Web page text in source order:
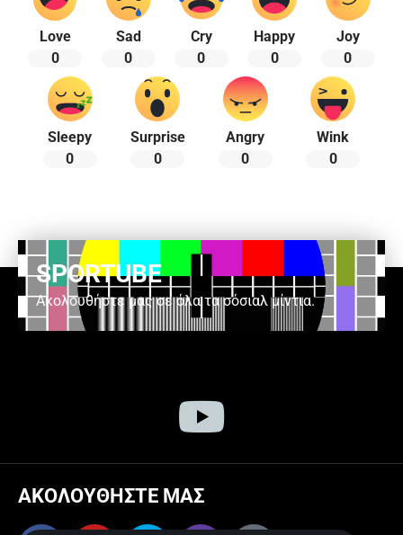
Love
0
Sad
0
Cry
0
Happy
0
Joy
0
Sleepy
0
Surprise
0
Angry
0
Wink
0
SPORTUBE
Ακολουθήστε μας σε όλα τα σόσιαλ μίντια.
ΑΚΟΛΟΥΘΗΣΤΕ ΜΑΣ